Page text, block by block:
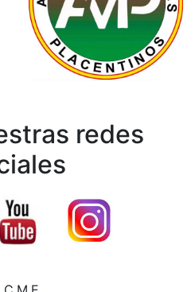
redes